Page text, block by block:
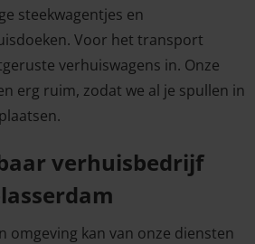
steekwagentjes en
Voor het transport
verhuiswagens in. Onze
erg ruim, zodat we al je spullen in
verhuisbedrijf
omgeving kan van onze diensten